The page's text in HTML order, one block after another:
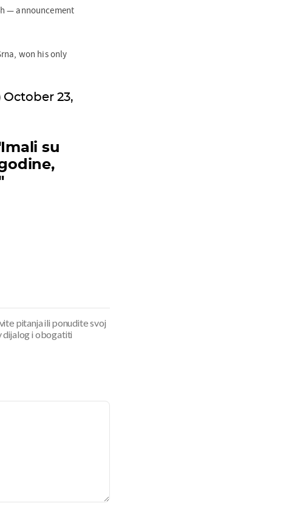
— announcement
won his only
October 23,
su
pitanja ili ponudite svoj
dijalog i obogatiti